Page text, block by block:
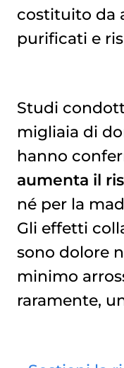
costituito da
purificati e
Studi
migliaia di
hanno
aumenta il
né per la
Gli effetti
sono dolore
minimo
raramente,